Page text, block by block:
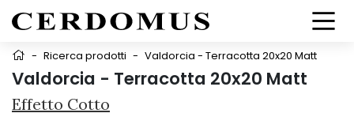
- Ricerca prodotti - Valdorcia - Terracotta 20x20 Matt
Valdorcia - Terracotta 20x20 Matt
Effetto Cotto